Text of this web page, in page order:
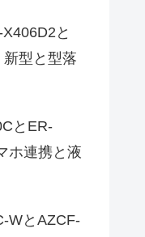
と
型と型落
とER-
ホ連携と液
WとAZCF-